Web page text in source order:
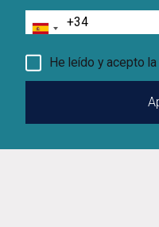
Teléfono
He leído y acepto la